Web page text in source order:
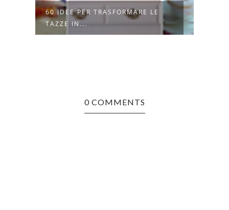
60 IDEE PER TRASFORMARE LE
TAZZE IN...
0 COMMENTS